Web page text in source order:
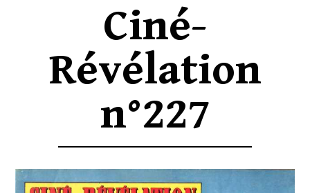
Ciné-
Révélation
n°227